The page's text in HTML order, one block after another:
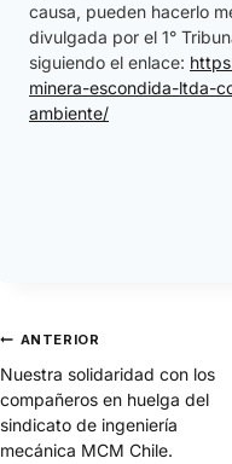
causa, pueden hacerlo
divulgada por el 1°
siguiendo el enlace:
minera-escondida-ltda-
ambiente/
ANTERIOR
Nuestra solidaridad con los
compañeros en huelga del
sindicato de ingeniería
mecánica MCM Chile.